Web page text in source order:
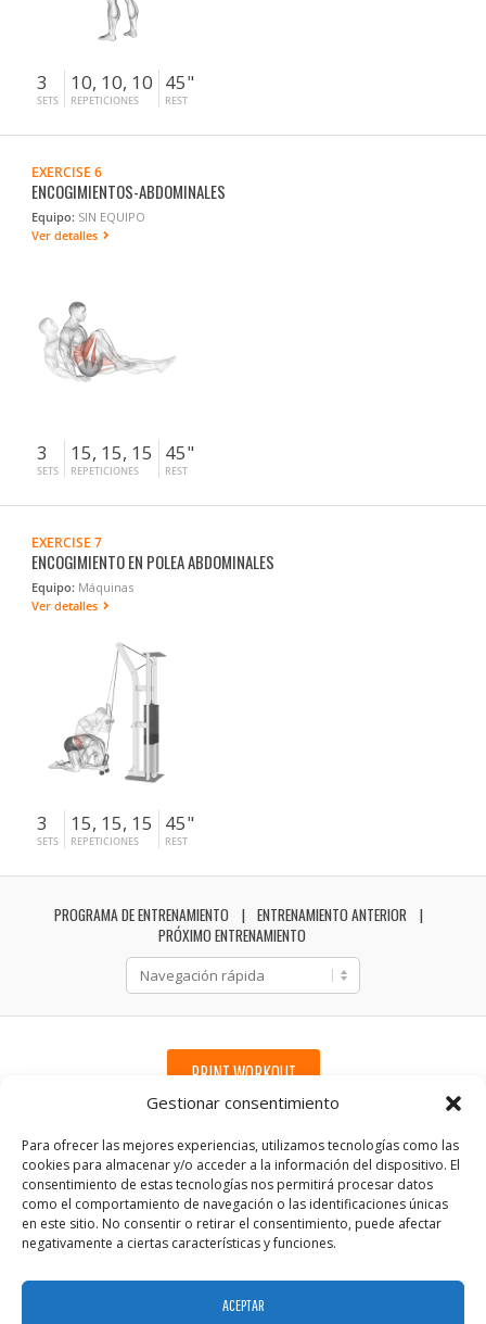
Gestionar consentimiento
Para ofrecer las mejores experiencias, utilizamos tecnologías como las
cookies para almacenar y/o acceder a la información del dispositivo. El
consentimiento de estas tecnologías nos permitirá procesar datos
como el comportamiento de navegación o las identificaciones únicas
en este sitio. No consentir o retirar el consentimiento, puede afectar
negativamente a ciertas características y funciones.
ACEPTAR
3
SETS
10, 10, 10
REPETICIONES
45"
REST
EXERCISE 6
ENCOGIMIENTOS-ABDOMINALES
Equipo: SIN EQUIPO
Ver detalles
3
SETS
15, 15, 15
REPETICIONES
45"
REST
EXERCISE 7
ENCOGIMIENTO EN POLEA ABDOMINALES
Equipo: Máquinas
Ver detalles
3
SETS
15, 15, 15
REPETICIONES
45"
REST
PROGRAMA DE ENTRENAMIENTO
ENTRENAMIENTO ANTERIOR
PRÓXIMO ENTRENAMIENTO
PRINT WORKOUT